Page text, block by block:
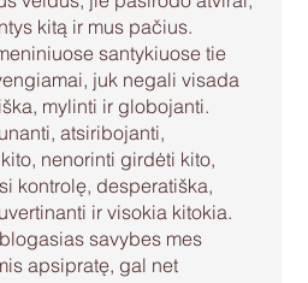
kitą ir mus pačius.
santykiuose tie
juk negali visada
mylinti ir globojanti.
atsiribojanti,
nenorinti girdėti kito,
kontrolę, desperatiška,
ir visokia kitokia.
savybes mes
apsipratę, gal net